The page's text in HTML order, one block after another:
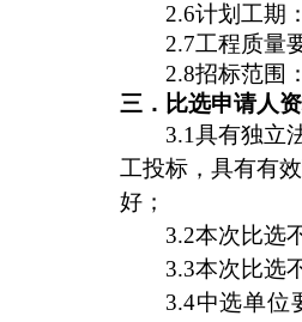
2.6计划工期：
2.7工程质量
2.8招标范围
三．比选申请人
3.1具有独立
工投标，具有有
好；
3.2本次比选
3.3本次比选
3.4中选单位